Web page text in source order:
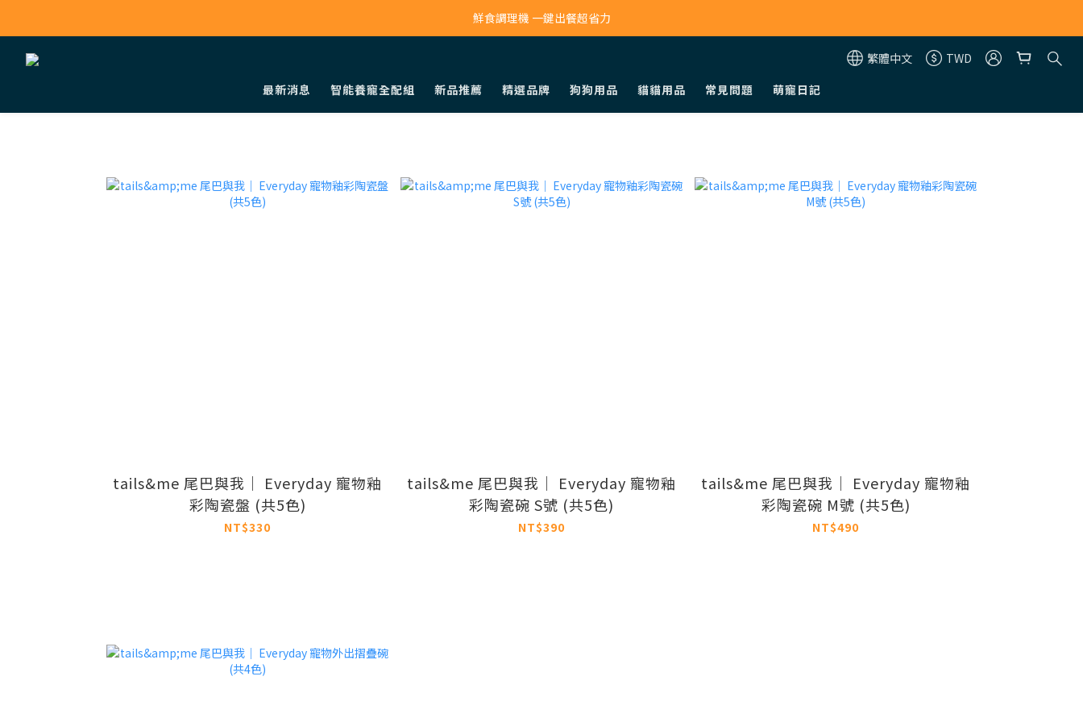
寵物吸毛機 吸毛清淨抗敏一次搞定
鮮食調理機 一鍵出餐超省力
繁體中文
TWD
最新消息
智能養寵全配組 新品推薦 精選品牌 狗狗用品 貓貓用品 常見問題 萌寵日記
tails&me 尾巴與我｜ Everyday 寵物釉
彩陶瓷盤 (共5色)
NT$330
tails&me 尾巴與我｜ Everyday 寵物釉
彩陶瓷碗 S號 (共5色)
NT$390
tails&me 尾巴與我｜ Everyday 寵物釉
彩陶瓷碗 M號 (共5色)
NT$490